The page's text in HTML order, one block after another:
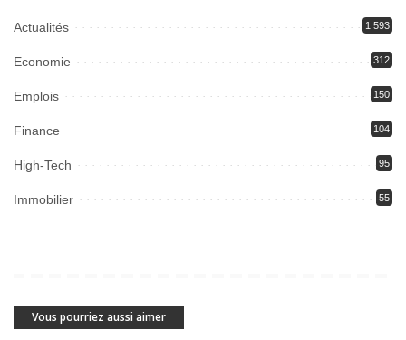
Actualités 1 593
Economie 312
Emplois 150
Finance 104
High-Tech 95
Immobilier 55
Vous pourriez aussi aimer